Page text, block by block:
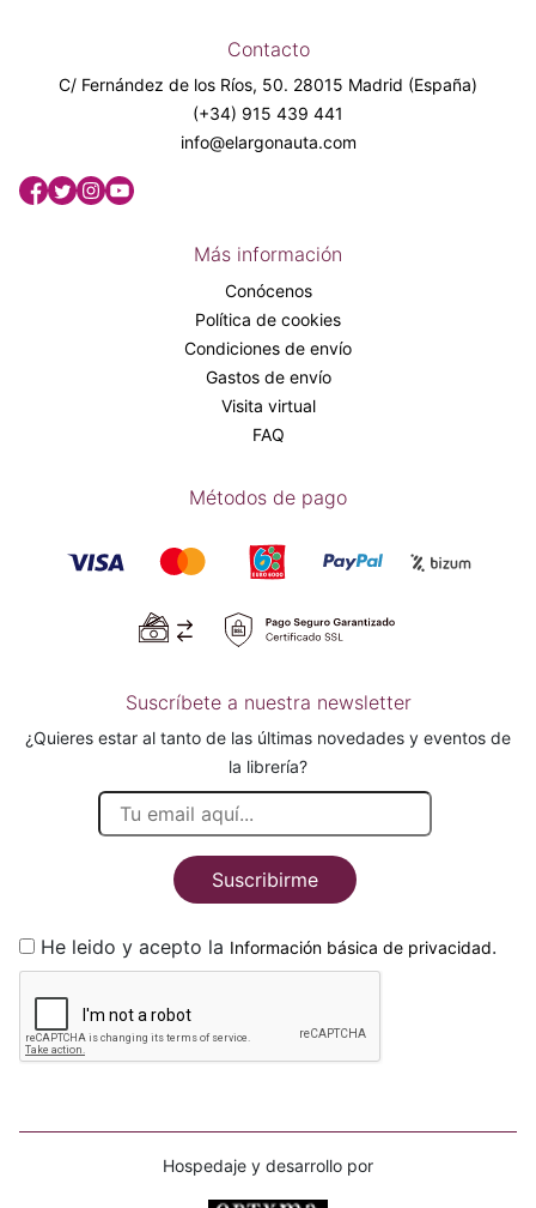
Contacto
C/ Fernández de los Ríos, 50. 28015 Madrid (España)
(+34) 915 439 441
info@elargonauta.com
Más información
Conócenos
Política de cookies
Condiciones de envío
Gastos de envío
Visita virtual
FAQ
Métodos de pago
Suscríbete a nuestra newsletter
¿Quieres estar al tanto de las últimas novedades y eventos de
la librería?
Suscribirme
He leido y acepto la Información básica de privacidad.
Hospedaje y desarrollo por